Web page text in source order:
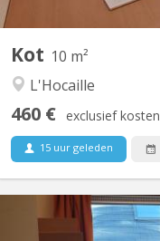
Kot 10 m²
L'Hocaille
460 € exclusief kosten
15 uur geleden